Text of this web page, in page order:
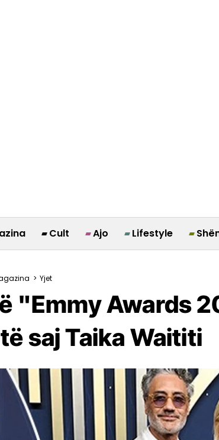
Cult Ajo Lifestyle
> Yjet
"Emmy Awards
saj Taika Waititi